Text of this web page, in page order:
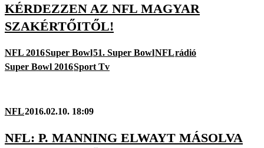
KÉRDEZZEN AZ NFL MAGYAR
SZAKÉRTŐITŐL!
NFL 2016Super Bowl51. Super BowlNFLrádió
Super Bowl 2016Sport Tv
NFL2016.02.10. 18:09
NFL: P. MANNING ELWAYT MÁSOLVA